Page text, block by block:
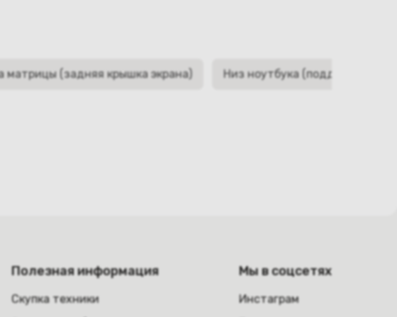
матрицы (задняя крышка экрана) Низ ноутбука (поддон,
Полезная информация
Скупка техники
Мы в соцсетях
Инстаграм